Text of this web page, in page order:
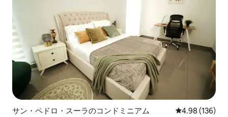
サン・ペドロ・スーラのコンドミニアム レビュー136
4.98 (136)